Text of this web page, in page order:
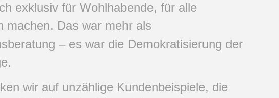
exklusiv für Wohlhabende, für alle
machen. Das war mehr als
– es war die Demokratisierung der
wir auf unzählige Kundenbeispiele, die